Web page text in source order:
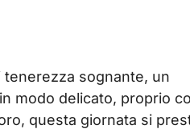
tenerezza sognante, un
modo delicato, proprio
questa giornata si